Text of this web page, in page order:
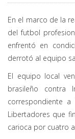
En el marco de la
del futbol
enfrentó en
derrotó al equipo
El equipo local
brasileño contra
correspondiente
Libertadores que
carioca por cuatro